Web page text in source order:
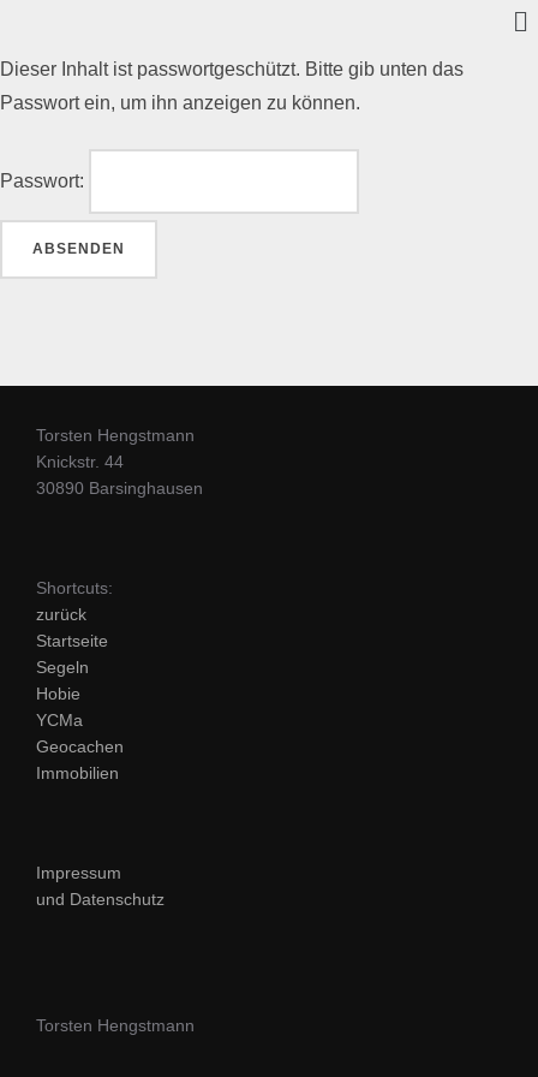
Dieser Inhalt ist passwortgeschützt. Bitte gib unten das
Passwort ein, um ihn anzeigen zu können.
Passwort:
Torsten Hengstmann
Knickstr. 44
30890 Barsinghausen
Shortcuts:
zurück
Startseite
Segeln
Hobie
YCMa
Geocachen
Immobilien
Impressum
und Datenschutz
Torsten Hengstmann